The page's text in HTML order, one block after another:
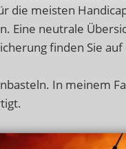
die meisten
Eine neutrale
finden Sie
In meinem